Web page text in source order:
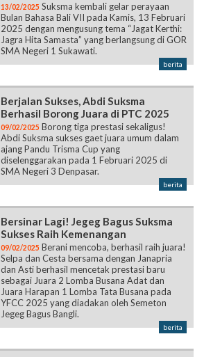
13/02/2025 Suksma kembali gelar perayaan
Bulan Bahasa Bali VII pada Kamis, 13 Februari
2025 dengan mengusung tema “Jagat Kerthi:
Jagra Hita Samasta” yang berlangsung di GOR
SMA Negeri 1 Sukawati.
berita
Berjalan Sukses, Abdi Suksma
Berhasil Borong Juara di PTC 2025
09/02/2025 Borong tiga prestasi sekaligus!
Abdi Suksma sukses gaet juara umum dalam
ajang Pandu Trisma Cup yang
diselenggarakan pada 1 Februari 2025 di
SMA Negeri 3 Denpasar.
berita
Bersinar Lagi! Jegeg Bagus Suksma
Sukses Raih Kemenangan
09/02/2025 Berani mencoba, berhasil raih juara!
Selpa dan Cesta bersama dengan Janapria
dan Asti berhasil mencetak prestasi baru
sebagai Juara 2 Lomba Busana Adat dan
Juara Harapan 1 Lomba Tata Busana pada
YFCC 2025 yang diadakan oleh Semeton
Jegeg Bagus Bangli.
berita